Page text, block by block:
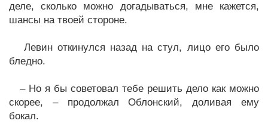
деле, сколько можно догадываться, мне кажется,
шансы на твоей стороне.
Левин откинулся назад на стул, лицо его было
бледно.
– Но я бы советовал тебе решить дело как можно
скорее, – продолжал Облонский, доливая ему
бокал.